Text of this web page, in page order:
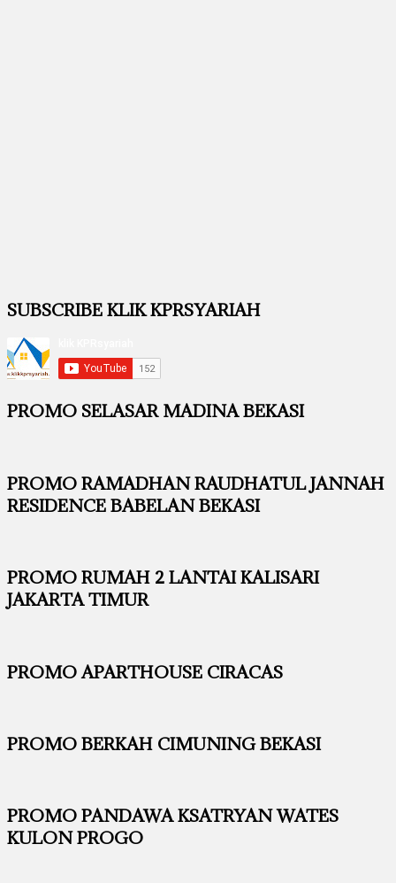
SUBSCRIBE KLIK KPRSYARIAH
PROMO SELASAR MADINA BEKASI
PROMO RAMADHAN RAUDHATUL JANNAH
RESIDENCE BABELAN BEKASI
PROMO RUMAH 2 LANTAI KALISARI
JAKARTA TIMUR
PROMO APARTHOUSE CIRACAS
PROMO BERKAH CIMUNING BEKASI
PROMO PANDAWA KSATRYAN WATES
KULON PROGO